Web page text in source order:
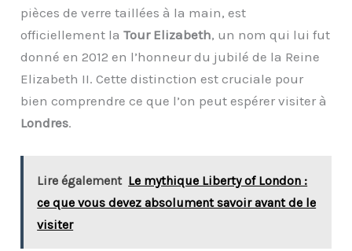
pièces de verre taillées à la main, est
officiellement laTour Elizabeth, un nom qui lui fut
donné en 2012 en l’honneur du jubilé de la Reine
Elizabeth II. Cette distinction est cruciale pour
bien comprendre ce que l’on peut espérer visiter à
Londres.
Lire également Le mythique Liberty of London :
ce que vous devez absolument savoir avant de le
visiter